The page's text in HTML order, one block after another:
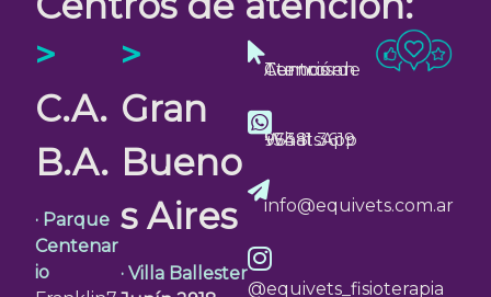
>
C.A.
B.A.
· Parque
Centenar
io
>
Gran
Bueno
s Aires
· Villa Ballester
Turnos en Centros de Atención
WhatsApp
+54 11 3619 9638
info@equivets.com.ar
@equivets_fisioterapia